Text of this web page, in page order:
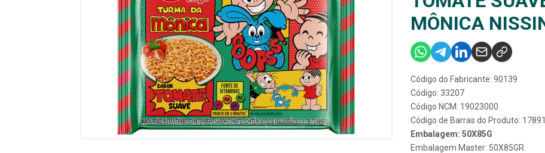
MÔNICA
Código do Fabricante: 90139
Código: 33207
Código NCM: 19023000
Código de Barras do Produto:
Embalagem: 50X85G
Embalagem Master: 50X85GR